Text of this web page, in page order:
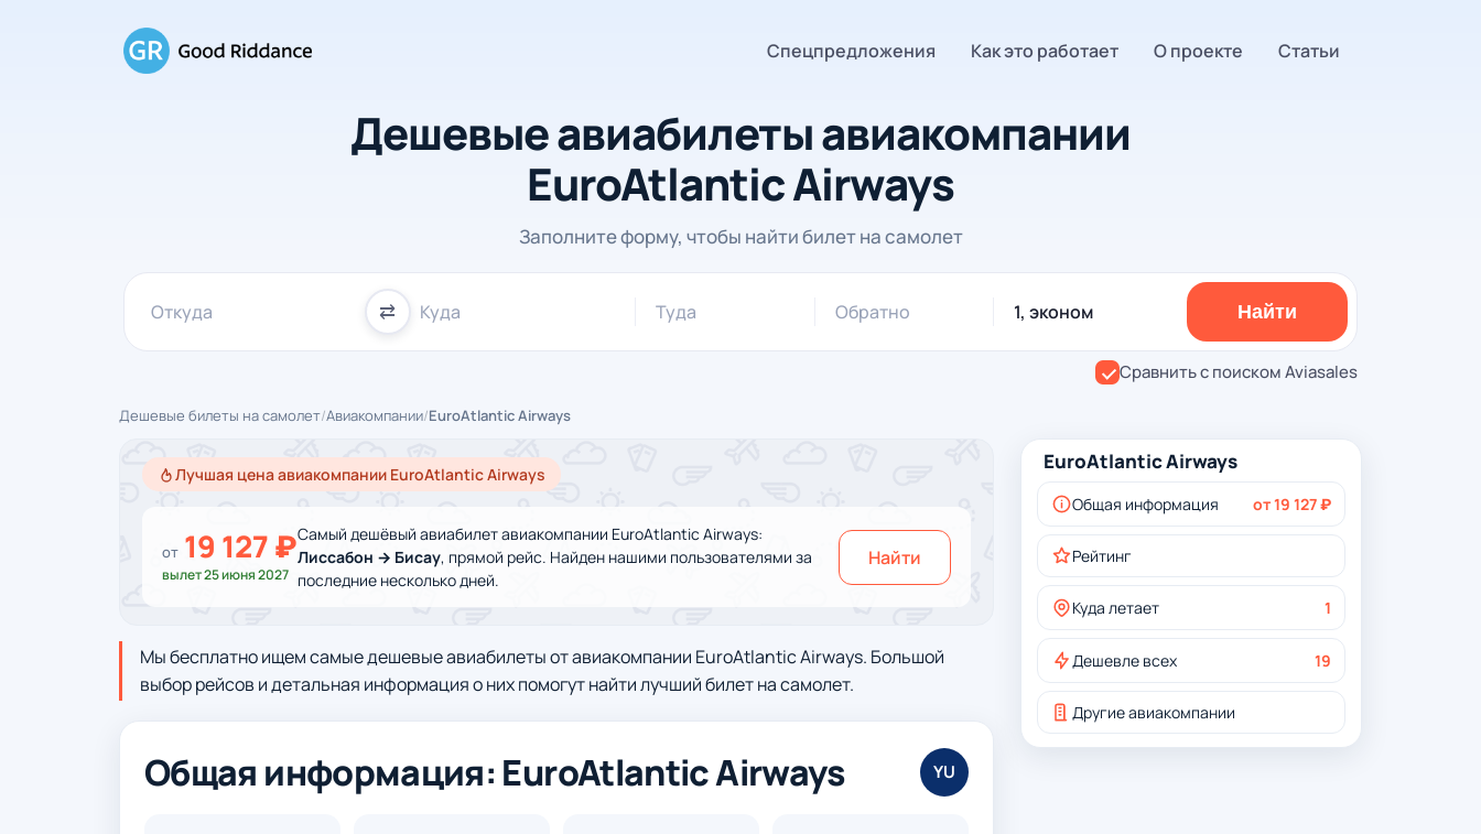
Спецпредложения Как это работает О проекте Статьи
Дешевые авиабилеты авиакомпании
EuroAtlantic Airways
Заполните форму, чтобы найти билет на самолет
⇄ Туда Обратно 1, эконом Найти
Сравнить с поиском Aviasales
Дешевые билеты на самолет/Авиакомпании/EuroAtlantic Airways
Лучшая цена авиакомпании EuroAtlantic Airways
от 19 127 ₽
вылет 25 июня 2027
Самый дешёвый авиабилет авиакомпании EuroAtlantic Airways:
Лиссабон → Бисау, прямой рейс. Найден нашими пользователями за
последние несколько дней.
Найти
Мы бесплатно ищем самые дешевые авиабилеты от авиакомпании EuroAtlantic Airways. Большой
выбор рейсов и детальная информация о них помогут найти лучший билет на самолет.
Общая информация: EuroAtlantic Airways YU
EuroAtlantic Airways
Общая информация от 19 127 ₽
Рейтинг
Куда летает 1
Дешевле всех 19
Другие авиакомпании